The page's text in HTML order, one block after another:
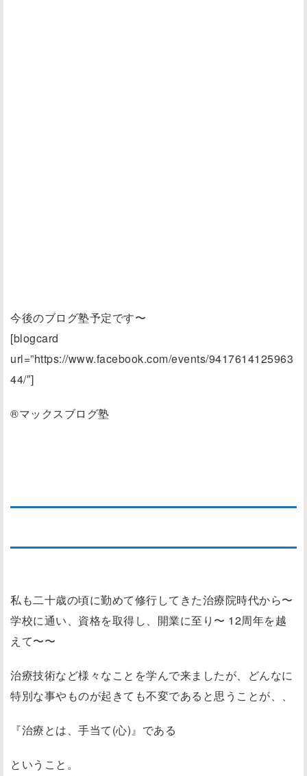
今後のブログ塾予定です〜
[blogcard
url=”https://www.facebook.com/events/9417614125963
44/″]
®マックスブログ塾
私も二十歳の頃に勤めて修行してきた治療院時代から〜
学校に通い、資格を取得し、開業に至り〜 12周年を越
えて〜〜
治療技術など様々なことを学んで来ましたが、どんなに
特別な事やものが起きても不変であると思うことが、、
『治療とは、手当て(心)』である
ということ。